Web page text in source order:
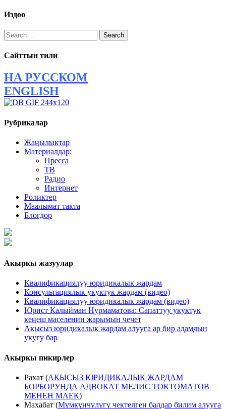
navigation
Издөө
Search
for:
Сайттын тили
НА РУССКОМ
ENGLISH
Рубрикалар
Жаңылыктар
Материалдар:
Пресса
ТВ
Радио
Интернет
Роликтер
Маалымат такта
Блогдор
Акыркы жазуулар
Квалификациялуу юридикалык жардам
Консультациялык укуктук жардам (видео)
Квалификациялуу юридикалык жардам (видео)
Юрист Калыйман Нурмаматова: Сапаттуу укуктук
кеңеш маселенин жарымын чечет
Акысыз юридикалык жардам алууга ар бир адамдын
укугу бар
Акыркы пикирлер
Рахат (АКЫСЫЗ ЮРИДИКАЛЫК ЖАРДАМ
БОРБОРУНДА АДВОКАТ МЕЛИС ТОКТОМАТОВ
МЕНЕН МАЕК)
Махабат (Мүмкүнчүлүгү чектелген балдар билим алууга